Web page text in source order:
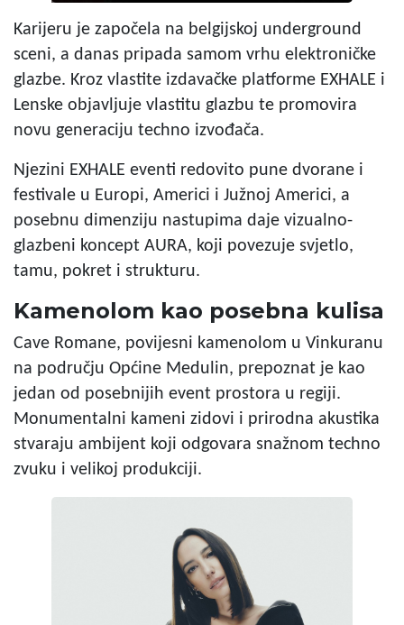
Karijeru je započela na belgijskoj underground
sceni, a danas pripada samom vrhu elektroničke
glazbe. Kroz vlastite izdavačke platforme EXHALE i
Lenske objavljuje vlastitu glazbu te promovira
novu generaciju techno izvođača.
Njezini EXHALE eventi redovito pune dvorane i
festivale u Europi, Americi i Južnoj Americi, a
posebnu dimenziju nastupima daje vizualno-
glazbeni koncept AURA, koji povezuje svjetlo,
tamu, pokret i strukturu.
Kamenolom kao posebna kulisa
Cave Romane, povijesni kamenolom u Vinkuranu
na području Općine Medulin, prepoznat je kao
jedan od posebnijih event prostora u regiji.
Monumentalni kameni zidovi i prirodna akustika
stvaraju ambijent koji odgovara snažnom techno
zvuku i velikoj produkciji.